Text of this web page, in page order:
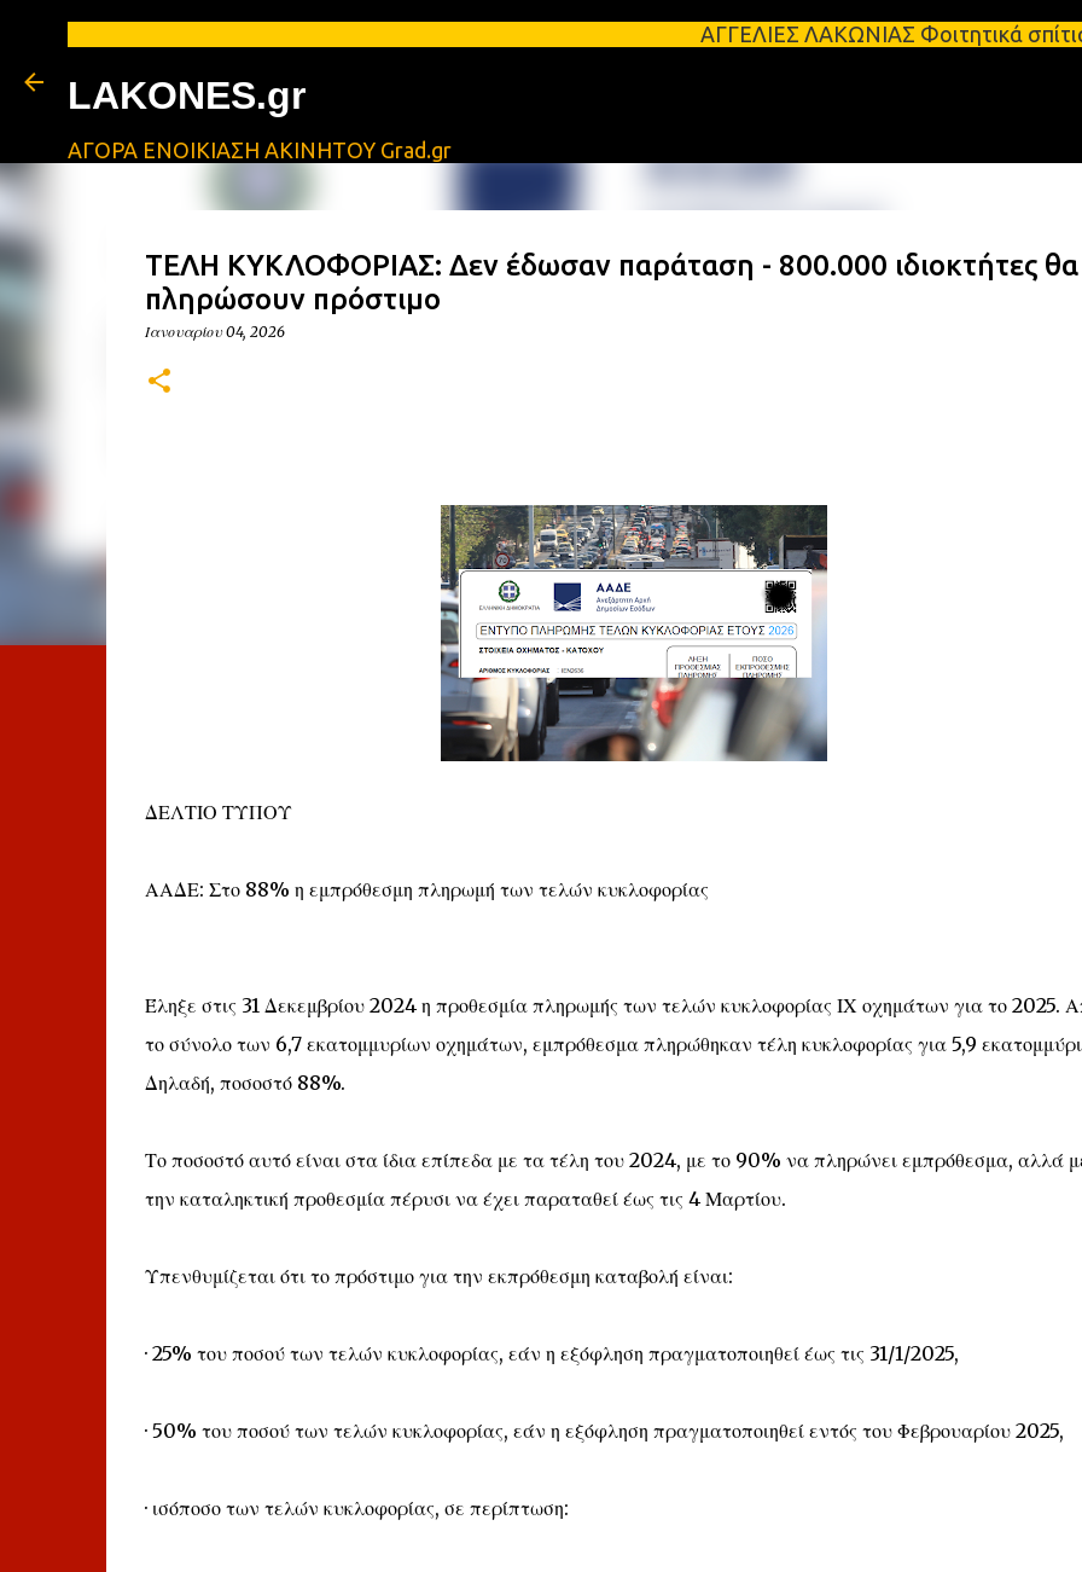
Μετάβαση στο κύριο περιεχόμενο
ΑΓΓΕΛΙΕΣ ΛΑΚΩΝΙΑΣ Φοιτητικά σπίτια προς
LAKONES.gr
ΑΓΟΡΑ ΕΝΟΙΚΙΑΣΗ ΑΚΙΝΗΤΟΥ Grad.gr
ΤΕΛΗ ΚΥΚΛΟΦΟΡΙΑΣ: Δεν έδωσαν παράταση - 800.000 ιδιοκτήτες θα
πληρώσουν πρόστιμο
Ιανουαρίου 04, 2026
ΔΕΛΤΙΟ ΤΥΠΟΥ
ΑΑΔΕ: Στο 88% η εμπρόθεσμη πληρωμή των τελών κυκλοφορίας
Έληξε στις 31 Δεκεμβρίου 2024 η προθεσμία πληρωμής των τελών κυκλοφορίας ΙΧ οχημάτων για το 2025.
το σύνολο των 6,7 εκατομμυρίων οχημάτων, εμπρόθεσμα πληρώθηκαν τέλη κυκλοφορίας για 5,9
Δηλαδή, ποσοστό 88%.
Το ποσοστό αυτό είναι στα ίδια επίπεδα με τα τέλη του 2024, με το 90% να πληρώνει εμπρόθεσμα, αλλά
την καταληκτική προθεσμία πέρυσι να έχει παραταθεί έως τις 4 Μαρτίου.
Υπενθυμίζεται ότι το πρόστιμο για την εκπρόθεσμη καταβολή είναι:
· 25% του ποσού των τελών κυκλοφορίας, εάν η εξόφληση πραγματοποιηθεί έως τις 31/1/2025,
· 50% του ποσού των τελών κυκλοφορίας, εάν η εξόφληση πραγματοποιηθεί εντός του Φεβρουαρίου 2025,
· ισόποσο των τελών κυκλοφορίας, σε περίπτωση: